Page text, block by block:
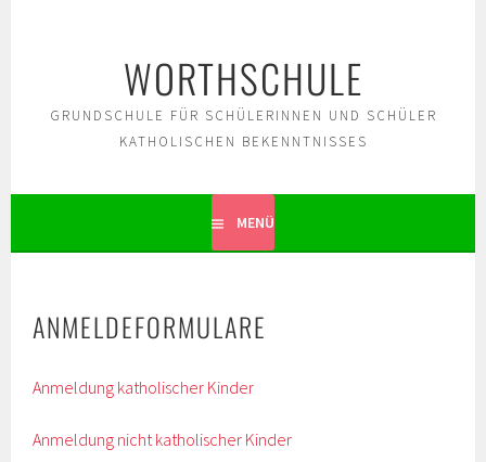
WORTHSCHULE
GRUNDSCHULE FÜR SCHÜLERINNEN UND SCHÜLER
KATHOLISCHEN BEKENNTNISSES
MENÜ
ANMELDEFORMULARE
Anmeldung katholischer Kinder
Anmeldung nicht katholischer Kinder